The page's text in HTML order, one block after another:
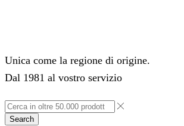
Unica come la regione di origine.
Dal 1981 al vostro servizio
Search